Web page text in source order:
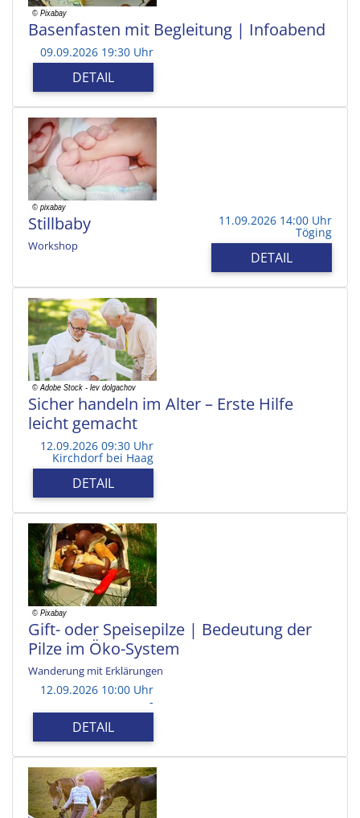
Basenfasten mit Begleitung | Infoabend
09.09.2026 19:30 Uhr
DETAIL
Stillbaby
Workshop
11.09.2026 14:00 Uhr
Töging
DETAIL
Sicher handeln im Alter – Erste Hilfe
leicht gemacht
12.09.2026 09:30 Uhr
Kirchdorf bei Haag
DETAIL
Gift- oder Speisepilze | Bedeutung der
Pilze im Öko-System
Wanderung mit Erklärungen
12.09.2026 10:00 Uhr
-
DETAIL